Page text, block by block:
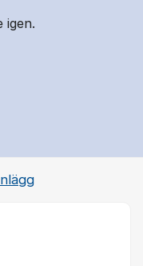
igen.